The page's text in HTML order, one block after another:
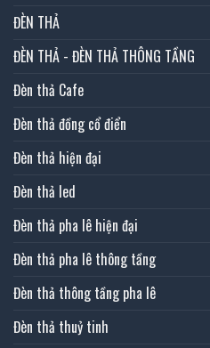
ĐÈN THẢ
ĐÈN THẢ - ĐÈN THẢ THÔNG TẦNG
Đèn thả Cafe
Đèn thả đồng cổ điển
Đèn thả hiện đại
Đèn thả led
Đèn thả pha lê hiện đại
Đèn thả pha lê thông tầng
Đèn thả thông tầng pha lê
Đèn thả thuỷ tinh